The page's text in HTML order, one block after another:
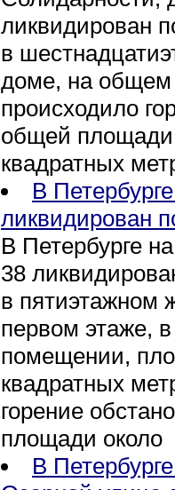
ликвидирован
в
доме, на общем
происходило
общей площади
квадратных
В
ликвидирован
В Петербурге
38
в пятиэтажном
первом этаже,
помещении,
квадратных
горение
площади около
В